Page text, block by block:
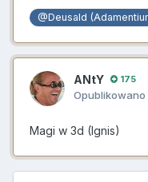
@Deusald
ANtY 175
Opublikowano
Magi w 3d (Ignis)